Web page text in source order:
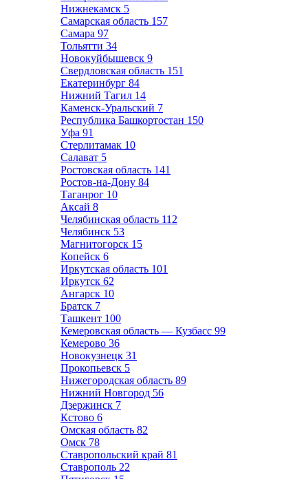
Нижнекамск 5
Самарская область 157
Самара 97
Тольятти 34
Новокуйбышевск 9
Свердловская область 151
Екатеринбург 84
Нижний Тагил 14
Каменск-Уральский 7
Республика Башкортостан 150
Уфа 91
Стерлитамак 10
Салават 5
Ростовская область 141
Ростов-на-Дону 84
Таганрог 10
Аксай 8
Челябинская область 112
Челябинск 53
Магнитогорск 15
Копейск 6
Иркутская область 101
Иркутск 62
Ангарск 10
Братск 7
Ташкент 100
Кемеровская область — Кузбасс 99
Кемерово 36
Новокузнецк 31
Прокопьевск 5
Нижегородская область 89
Нижний Новгород 56
Дзержинск 7
Кстово 6
Омская область 82
Омск 78
Ставропольский край 81
Ставрополь 22